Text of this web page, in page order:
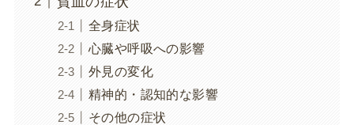
全身症状
心臓や呼吸への影響
外見の変化
精神的・認知的な影響
その他の症状